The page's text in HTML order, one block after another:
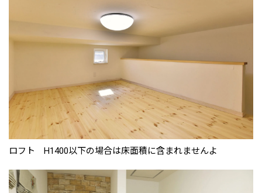
ロフト H1400以下の場合は床面積に含まれませんよ